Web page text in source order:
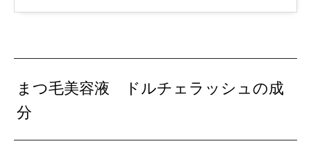
まつ毛美容液 ドルチェラッシュの成
分